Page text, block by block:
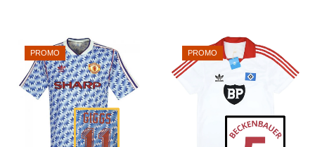
69€. 49€.
était :
69€.
est :
49€.
PROMO PROMO